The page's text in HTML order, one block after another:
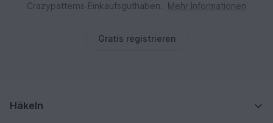
Crazypatterns‑Einkaufsguthaben.
Mehr Informationen
Gratis registrieren
Häkeln